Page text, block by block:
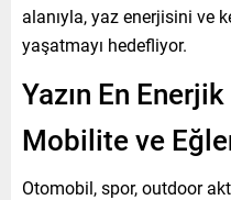
alanıyla, yaz enerjisini ve
yaşatmayı hedefliyor.
Yazın En
Mobilite ve
Otomobil, spor, outdoor